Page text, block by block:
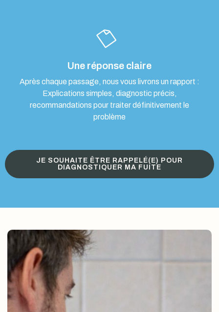
Une réponse claire
Après chaque passage, nous vous livrons un rapport :
Explications simples, diagnostic précis,
recommandations pour traiter définitivement le
problème
JE SOUHAITE ÊTRE RAPPELÉ(E) POUR
DIAGNOSTIQUER MA FUITE